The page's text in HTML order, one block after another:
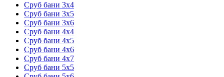
Сруб бани 3х4
Сруб бани 3х5
Сруб бани 3х6
Сруб бани 4х4
Сруб бани 4х5
Сруб бани 4х6
Сруб бани 4х7
Сруб бани 5х5